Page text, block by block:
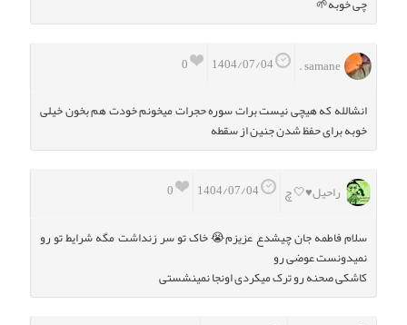
0
samane .
انشالله که هیچی نیست برات‌ سوره حجرات میخونم خودت هم بخون خیلی
خوبه برای حفظ شدن جنین از سقطه‌
0
راحیل♥️🤍 چ
سلام فاطمه جان چیشدع عزیزم😭 خاک تو سر زنداشت مگه شرایط تو رو
نمیدونست عوضی رو
کاشکی صحنه رو ترک میکردی اونجا نمینشستی